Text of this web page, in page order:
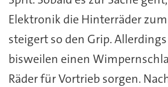
Elektronik die Hinterräder
steigert so den Grip.
bisweilen einen
Räder für Vortrieb sorgen.